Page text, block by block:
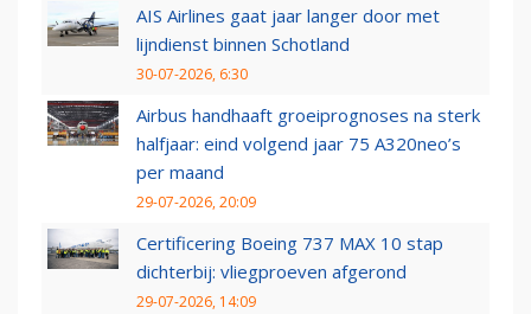
AIS Airlines gaat jaar langer door met
lijndienst binnen Schotland
30-07-2026, 6:30
Airbus handhaaft groeiprognoses na sterk
halfjaar: eind volgend jaar 75 A320neo’s
per maand
29-07-2026, 20:09
Certificering Boeing 737 MAX 10 stap
dichterbij: vliegproeven afgerond
29-07-2026, 14:09